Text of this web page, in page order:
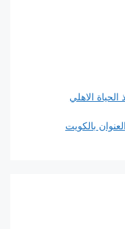
الاهلي
بالكويت